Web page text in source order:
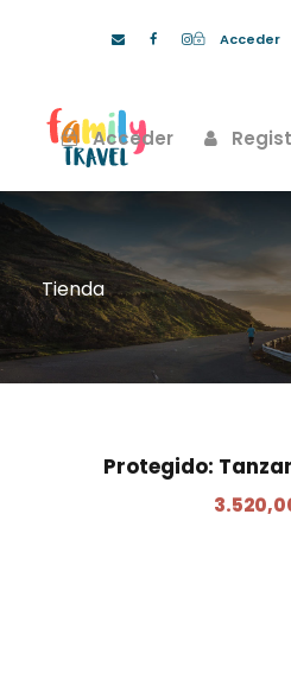
Acceder
Acceder
Tienda
Protegido: